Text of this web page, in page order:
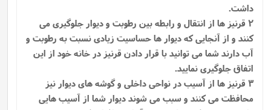
داشت.
2 قرنیز ها از انتقال و رابطه بین رطوبت و دیوار جلوگیری می
کنند و از آنجایی که دیوار ها حساسیت زیادی نسبت به رطوبت و
آب دارند شما می توانید با قرار دادن قرنیز در خانه خود از این
اتفاق جلوگیری نمایید.
3 قرنیز ها از آسیب در نواحی داخلی و گوشه های دیوار نیز
محافظت می کنند و سبب می شوند دیوار شما از آسیب هایی